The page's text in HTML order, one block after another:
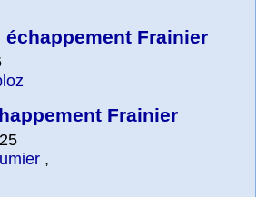
échappement Frainier
Frainier
,